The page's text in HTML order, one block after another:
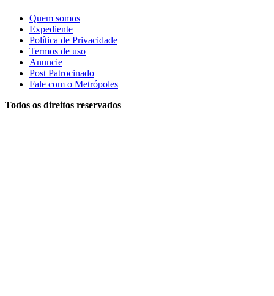
Quem somos
Expediente
Política de Privacidade
Termos de uso
Anuncie
Post Patrocinado
Fale com o Metrópoles
Todos os direitos reservados